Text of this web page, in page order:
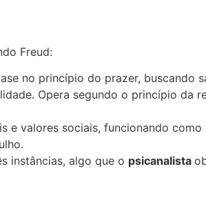
Freud:
no princípio do prazer, buscando
Opera segundo o princípio da
e valores sociais, funcionando
instâncias, algo que o psicanalista